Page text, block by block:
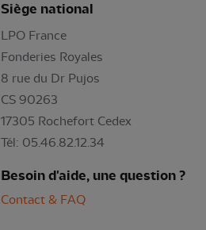
Siège national
LPO France
Fonderies Royales
8 rue du Dr Pujos
CS 90263
17305 Rochefort Cedex
Tél: 05.46.82.12.34
Besoin d'aide, une question ?
Contact & FAQ